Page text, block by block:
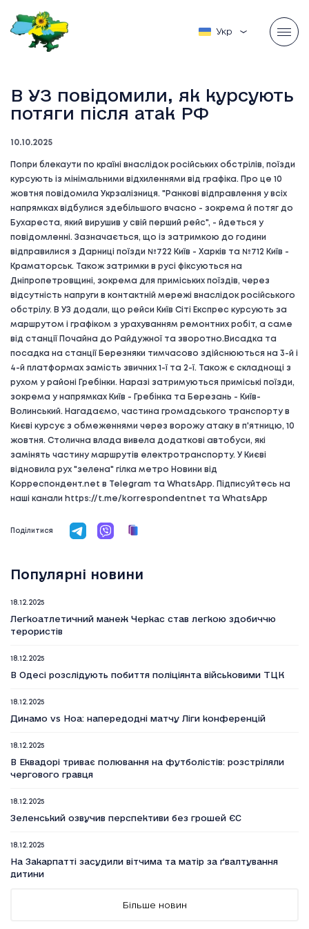
Українська
В УЗ повідомили, як курсують
потяги після атак РФ
10.10.2025
Попри блекаути по країні внаслідок російських обстрілів, поїзди
курсують із мінімальними відхиленнями від графіка. Про це 10
жовтня повідомила Укрзалізниця. "Ранкові відправлення у всіх
напрямках відбулися здебільшого вчасно - зокрема й потяг до
Бухареста, який вирушив у свій перший рейс", - йдеться у
повідомленні. Зазначається, що із затримкою до години
відправилися з Дарниці поїзди №722 Київ - Харків та №712 Київ -
Краматорськ. Також затримки в русі фіксуються на
Дніпропетровщині, зокрема для приміських поїздів, через
відсутність напруги в контактній мережі внаслідок російського
обстрілу. В УЗ додали, що рейси Київ Сіті Експрес курсують за
маршрутом і графіком з урахуванням ремонтних робіт, а саме
від станції Почайна до Райдужної та зворотно.Висадка та
посадка на станції Березняки тимчасово здійснюються на 3-й і
4-й платформах замість звичних 1-ї та 2-ї. Також є складнощі з
рухом у районі Гребінки. Наразі затримуються приміські поїзди,
зокрема у напрямках Київ - Гребінка та Березань - Київ-
Волинський. Нагадаємо, частина громадського транспорту в
Києві курсує з обмеженнями через ворожу атаку в п'ятницю, 10
жовтня. Столична влада вивела додаткові автобуси, які
замінять частину маршрутів електротранспорту. У Києві
відновила рух "зелена" гілка метро Новини від
Корреспондент.net в Telegram та WhatsApp. Підписуйтесь на
наші канали https://t.me/korrespondentnet та WhatsApp
Поділитися
Популярні новини
18.12.2025
Легкоатлетичний манеж Черкас став легкою здобиччю
терористів
18.12.2025
В Одесі розслідують побиття поліціянта військовими ТЦК
18.12.2025
Динамо vs Ноа: напередодні матчу Ліги конференцій
18.12.2025
В Еквадорі триває полювання на футболістів: розстріляли
чергового гравця
18.12.2025
Зеленський озвучив перспективи без грошей ЄС
18.12.2025
На Закарпатті засудили вітчима та матір за ґвалтування
дитини
Більше новин